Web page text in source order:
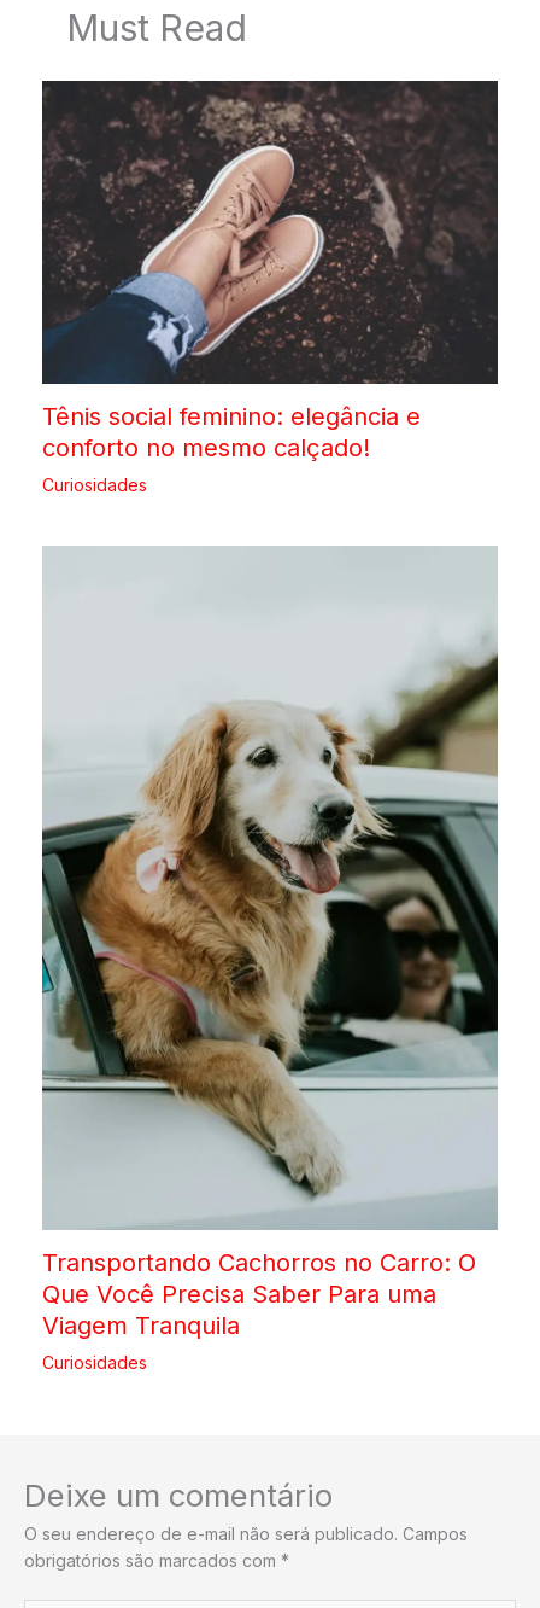
Must Read
Tênis social feminino: elegância e
conforto no mesmo calçado!
Curiosidades
Transportando Cachorros no Carro: O
Que Você Precisa Saber Para uma
Viagem Tranquila
Curiosidades
Deixe um comentário
O seu endereço de e-mail não será publicado. Campos
obrigatórios são marcados com *